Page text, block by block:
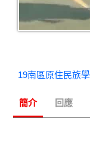
簡介 回應